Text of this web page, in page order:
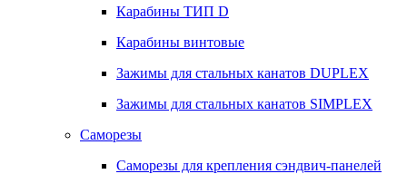
Карабины ТИП D
Карабины винтовые
Зажимы для стальных канатов DUPLEX
Зажимы для стальных канатов SIMPLEX
Саморезы
Саморезы для крепления сэндвич-панелей